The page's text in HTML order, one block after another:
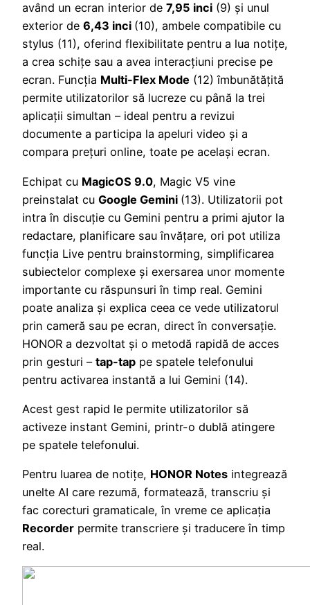
având un ecran interior de 7,95 inci (9) și unul
exterior de 6,43 inci (10), ambele compatibile cu
stylus (11), oferind flexibilitate pentru a lua notițe,
a crea schițe sau a avea interacțiuni precise pe
ecran. Funcția Multi-Flex Mode (12) îmbunătățită
permite utilizatorilor să lucreze cu până la trei
aplicații simultan – ideal pentru a revizui
documente a participa la apeluri video și a
compara prețuri online, toate pe același ecran.
Echipat cu MagicOS 9.0, Magic V5 vine
preinstalat cu Google Gemini (13). Utilizatorii pot
intra în discuție cu Gemini pentru a primi ajutor la
redactare, planificare sau învățare, ori pot utiliza
funcția Live pentru brainstorming, simplificarea
subiectelor complexe și exersarea unor momente
importante cu răspunsuri în timp real. Gemini
poate analiza și explica ceea ce vede utilizatorul
prin cameră sau pe ecran, direct în conversație.
HONOR a dezvoltat și o metodă rapidă de acces
prin gesturi – tap-tap pe spatele telefonului
pentru activarea instantă a lui Gemini (14).
Acest gest rapid le permite utilizatorilor să
activeze instant Gemini, printr-o dublă atingere
pe spatele telefonului.
Pentru luarea de notițe, HONOR Notes integrează
unelte AI care rezumă, formatează, transcriu și
fac corecturi gramaticale, în vreme ce aplicația
Recorder permite transcriere și traducere în timp
real.